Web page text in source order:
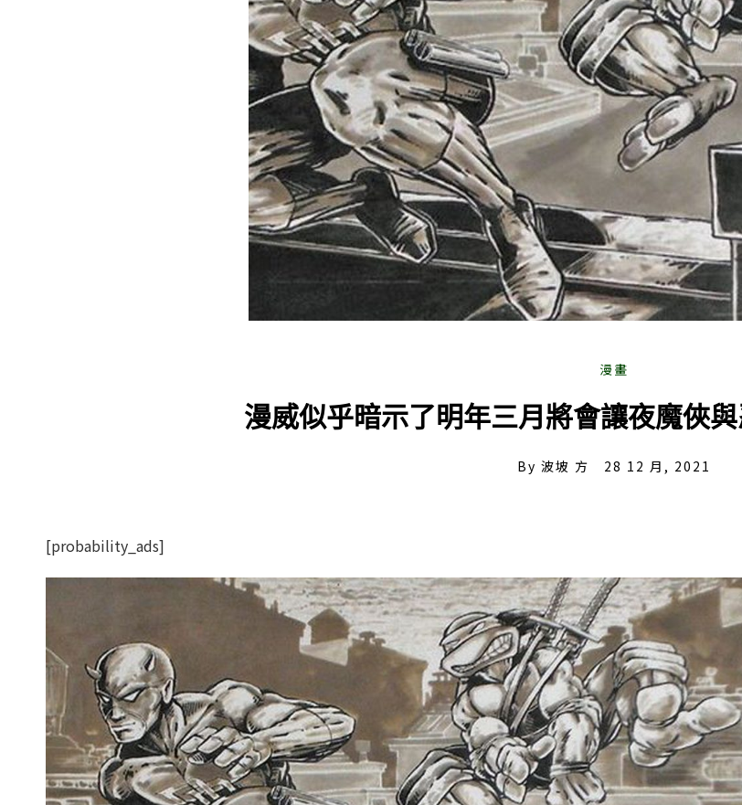
漫威似乎暗示了明年三月將會讓夜魔俠
By 波坡 方 28 12 月, 2021
[probability_ads]